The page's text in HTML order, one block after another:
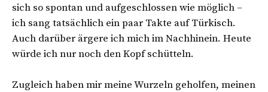
sich so spontan und aufgeschlossen wie möglich –
ich sang tatsächlich ein paar Takte auf Türkisch.
Auch darüber ärgere ich mich im Nachhinein. Heute
würde ich nur noch den Kopf schütteln.
Zugleich haben mir meine Wurzeln geholfen, meinen